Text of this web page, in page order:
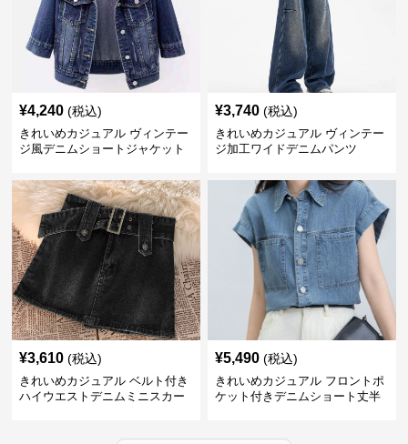
¥4,240 (税込)
きれいめカジュアル ヴィンテー
ジ風デニムショートジャケット
¥3,740 (税込)
きれいめカジュアル ヴィンテー
ジ加工ワイドデニムパンツ
¥3,610 (税込)
きれいめカジュアル ベルト付き
ハイウエストデニムミニスカー
¥5,490 (税込)
きれいめカジュアル フロントポ
ケット付きデニムショート丈半